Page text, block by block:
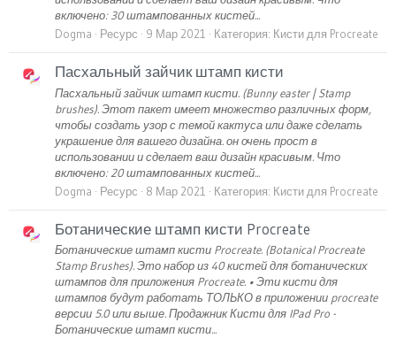
включено: 30 штампованных кистей...
Dogma
Ресурс 9 Мар 2021 Категория: Кисти для Procreate
Пасхальный зайчик штамп кисти
Пасхальный зайчик штамп кисти. (Bunny easter | Stamp
brushes). Этот пакет имеет множество различных форм,
чтобы создать узор с темой кактуса или даже сделать
украшение для вашего дизайна. он очень прост в
использовании и сделает ваш дизайн красивым. Что
включено: 20 штампованных кистей...
Dogma
Ресурс 8 Мар 2021 Категория: Кисти для Procreate
Ботанические штамп кисти Procreate
Ботанические штамп кисти Procreate. (Botanical Procreate
Stamp Brushes). Это набор из 40 кистей для ботанических
штампов для приложения Procreate. • Эти кисти для
штампов будут работать ТОЛЬКО в приложении procreate
версии 5.0 или выше. Продажник Кисти для IPad Pro -
Ботанические штамп кисти...